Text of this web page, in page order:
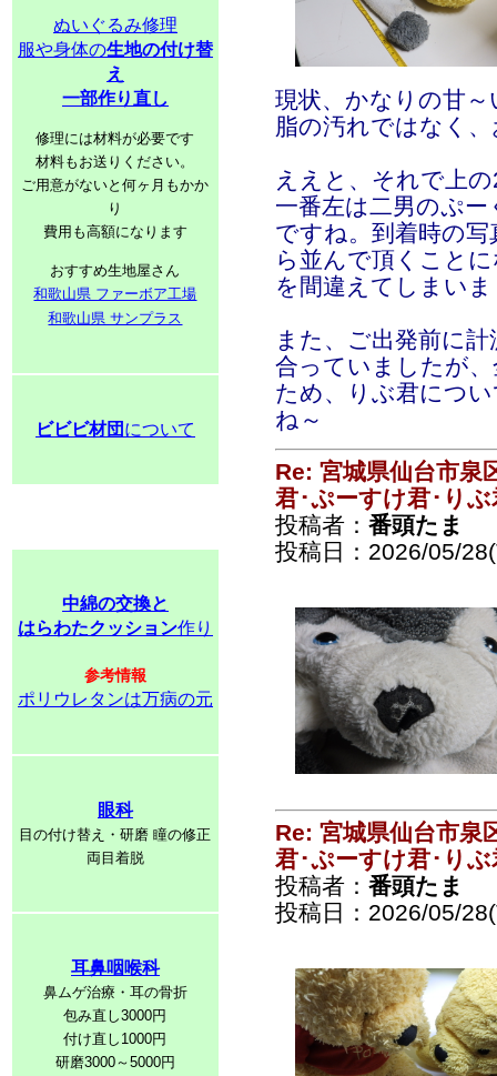
ぬいぐるみ修理
服や身体の生地の付け替
え
一部作り直し
修理には材料が必要です
材料もお送りください。
ご用意がないと何ヶ月もかか
り
費用も高額になります
おすすめ生地屋さん
和歌山県 ファーボア工場
和歌山県 サンプラス
ビビビ材団 について
中綿の交換と
はらわたクッション作り
参考情報
ポリウレタンは万病の元
眼科
目の付け替え・研磨 瞳の修正
両目着脱
耳鼻咽喉科
鼻ムゲ治療・耳の骨折
包み直し3000円
付け直し1000円
研磨3000～5000円
現状、かなりの甘
脂の汚れではなく
ええと、それで上
一番左は二男のぷ
ですね。到着時の
ら並んで頂くこと
を間違えてしまい
また、ご出発前に
合っていましたが
ため、りぶ君につ
ね～
Re: 宮城県仙台市泉
君･ぷーすけ君･りぶ
投稿者： 番頭たま
投稿日：2026/05/
Re: 宮城県仙台市泉
君･ぷーすけ君･りぶ
投稿者： 番頭たま
投稿日：2026/05/